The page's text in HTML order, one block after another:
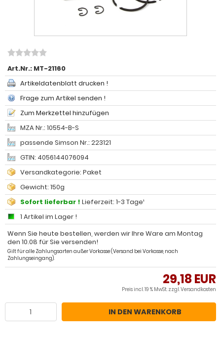
Art.Nr.: MT-21160
Artikeldatenblatt drucken !
Frage zum Artikel senden !
Zum Merkzettel hinzufügen
MZA Nr.: 10554-B-S
passende Simson Nr.: 223121
GTIN: 4056144076094
Versandkategorie: Paket
Gewicht: 150g
Sofort lieferbar ! Lieferzeit: 1-3 Tage¹
1 Artikel im Lager !
Wenn Sie heute bestellen, werden wir Ihre Ware am Montag
den 10.08 für Sie versenden!
Gilt für alle Zahlungsarten außer Vorkasse (Versand bei Vorkasse, nach
Zahlungseingang).
29,18 EUR
Preis incl. 19 % MwSt. zzgl.Versandkosten
IN DEN WARENKORB